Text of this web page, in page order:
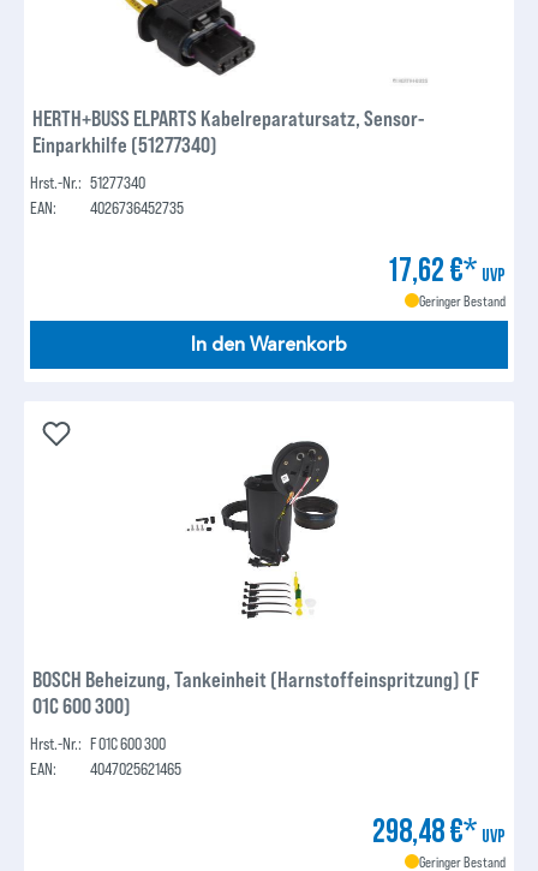
HERTH+BUSS ELPARTS Kabelreparatursatz, Sensor-
Einparkhilfe (51277340)
Hrst.-Nr.: 51277340
EAN:
4026736452735
17,62 €* UVP
Geringer Bestand
In den Warenkorb
BOSCH Beheizung, Tankeinheit (Harnstoffeinspritzung) (F
01C 600 300)
Hrst.-Nr.: F 01C 600 300
EAN:
4047025621465
298,48 €* UVP
Geringer Bestand